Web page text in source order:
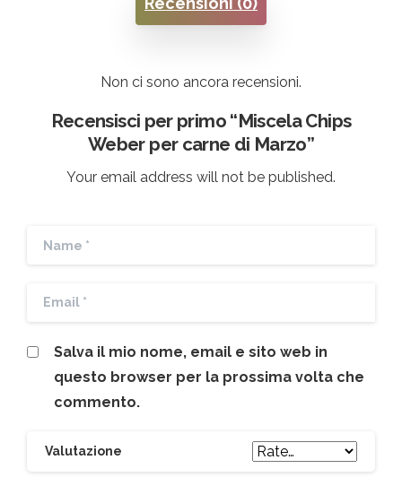
Non ci sono ancora recensioni.
Recensisci per primo “Miscela Chips
Weber per carne di Marzo”
Your email address will not be published.
Salva il mio nome, email e sito web in
questo browser per la prossima volta che
commento.
Valutazione